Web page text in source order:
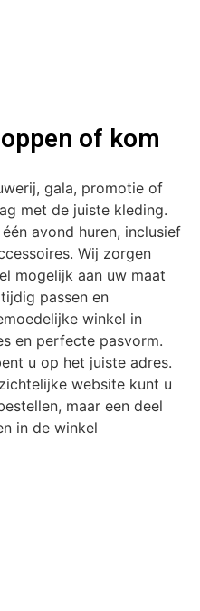
of kom
gala, promotie of
met de juiste kleding.
avond huren, inclusief
Wij zorgen
mogelijk aan uw maat
passen en
winkel in
en perfecte pasvorm.
u op het juiste adres.
website kunt u
maar een deel
in de winkel